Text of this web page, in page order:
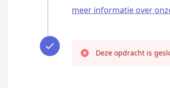
meer informatie over
Deze opdracht is